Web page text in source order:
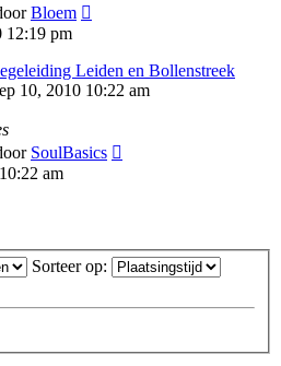
Bloem
12:19 pm
Leiden en Bollenstreek
10, 2010 10:22 am
SoulBasics
am
Sorteer op: